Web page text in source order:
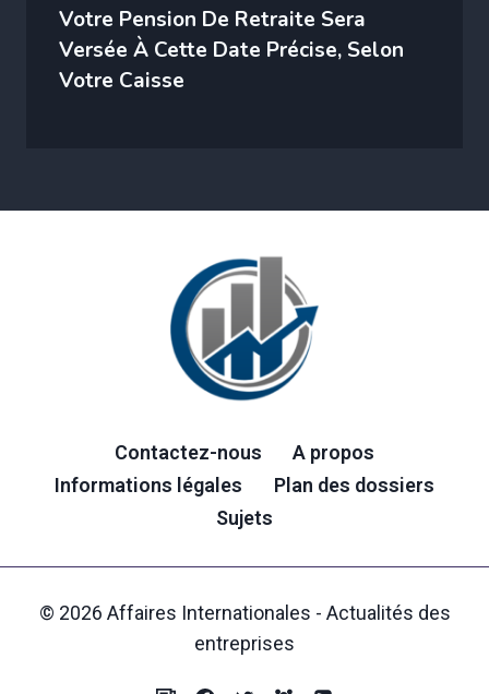
Votre Pension De Retraite Sera
Versée À Cette Date Précise, Selon
Votre Caisse
Contactez-nous
A propos
Informations légales
Plan des dossiers
Sujets
© 2026 Affaires Internationales - Actualités des
entreprises